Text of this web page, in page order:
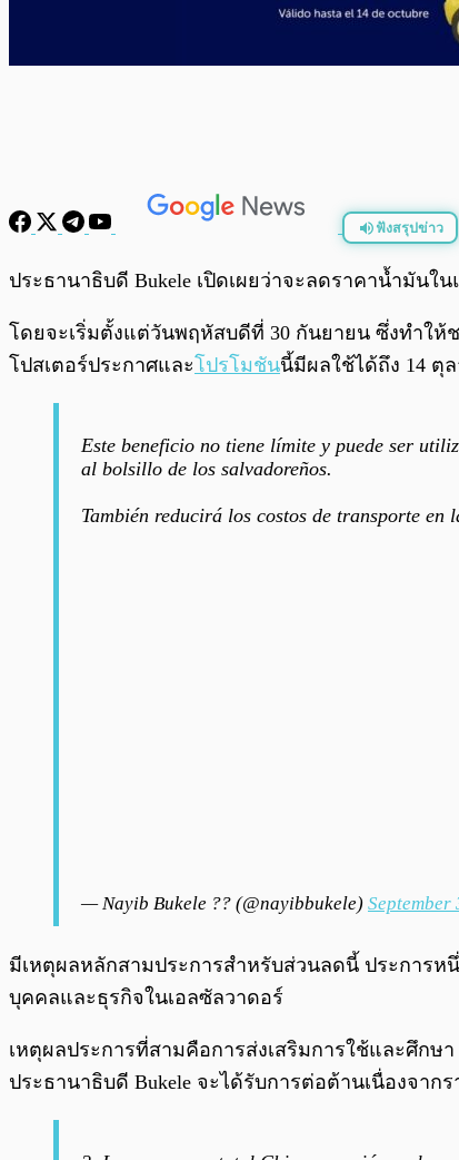
ฟังสรุปข่าว
พร้อมเล่น
ประธานาธิบดี Bukele เปิดเผยว่าจะลดราคาน้ำมัน
โดยจะเริ่มตั้งแต่วันพฤหัสบดีที่ 30 กันยายน ซึ่งทำให้
โปสเตอร์ประกาศและโปรโมชันนี้มีผลใช้ได้ถึง 14 ตุ
Este beneficio no tiene límite y puede ser
al bolsillo de los salvadoreños.
También reducirá los costos de transporte en
— Nayib Bukele ?? (@nayibbukele) September
มีเหตุผลหลักสามประการสำหรับส่วนลดนี้ ประการ
บุคคลและธุรกิจในเอลซัลวาดอร์
เหตุผลประการที่สามคือการส่งเสริมการใช้และศึกษา
ประธานาธิบดี Bukele จะได้รับการต่อต้านเนื่องจาก